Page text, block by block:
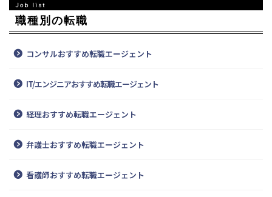
職種別の転職
コンサルおすすめ転職エージェント
IT/エンジニアおすすめ転職エージェント
経理おすすめ転職エージェント
弁護士おすすめ転職エージェント
看護師おすすめ転職エージェント